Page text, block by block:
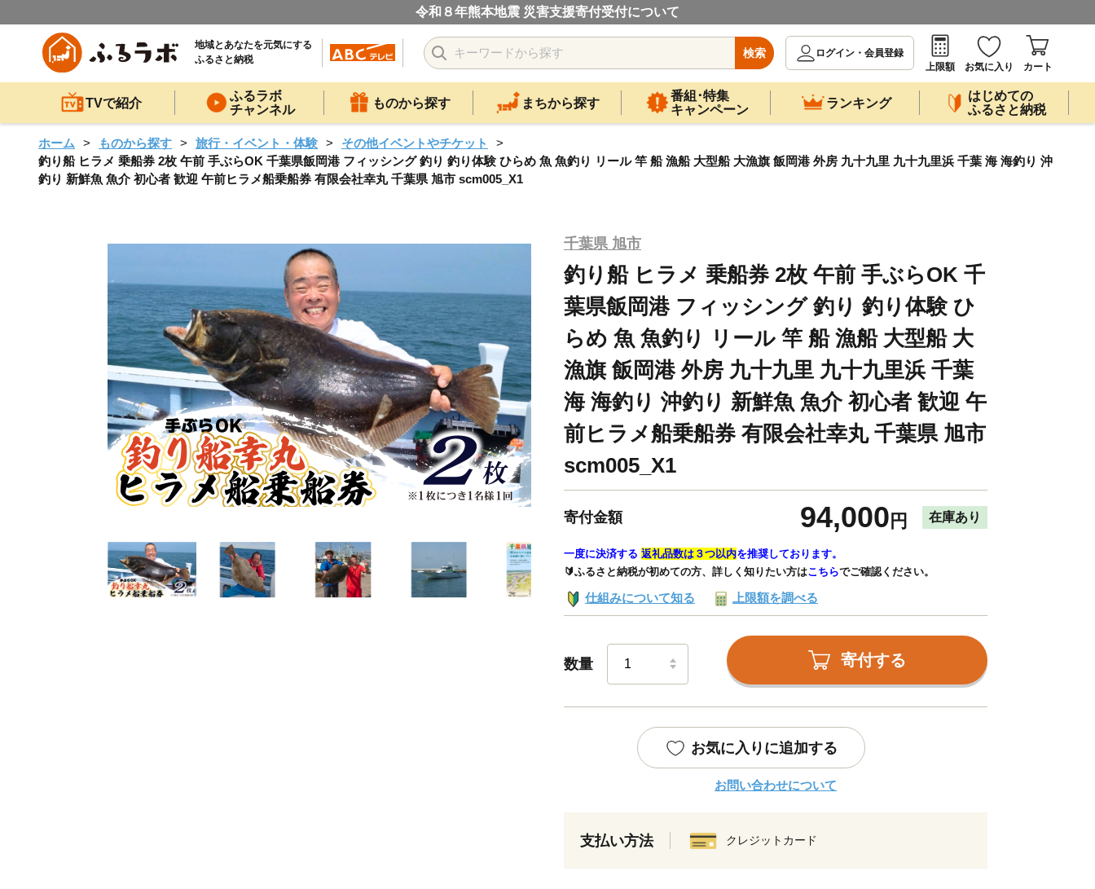
令和８年熊本地震 災害支援寄付受付について
地域とあなたを元気にする
ふるさと納税
検索
ログイン・会員登録
上限額
お気に入り カート
TVで紹介
ふるラボ
チャンネル
ものから探す まちから探す
番組･特集
キャンペーン
ランキング
はじめての
ふるさと納税
ホーム ものから探す 旅行・イベント・体験
その他イベントやチケット
釣り船 ヒラメ 乗船券 2枚 午前 手ぶらOK 千葉県飯岡港 フィッシング 釣り 釣り体験 ひらめ 魚 魚釣り リール 竿 船 漁船 大型船 大漁旗 飯岡港 外房 九十九里 九十九里浜 千葉 海 海釣り 沖
釣り 新鮮魚 魚介 初心者 歓迎 午前ヒラメ船乗船券 有限会社幸丸 千葉県 旭市 scm005_X1
千葉県 旭市
釣り船 ヒラメ 乗船券 2枚 午前 手ぶらOK 千
葉県飯岡港 フィッシング 釣り 釣り体験 ひ
らめ 魚 魚釣り リール 竿 船 漁船 大型船 大
漁旗 飯岡港 外房 九十九里 九十九里浜 千葉
海 海釣り 沖釣り 新鮮魚 魚介 初心者 歓迎 午
前ヒラメ船乗船券 有限会社幸丸 千葉県 旭市
scm005_X1
寄付金額 94,000 円 在庫あり
一度に決済する 返礼品数は３つ以内を推奨しております。
🔰ふるさと納税が初めての方、詳しく知りたい方はこちらでご確認ください。
仕組みについて知る 上限額を調べる
数量 寄付する
お気に入りに追加する
お問い合わせについて
支払い方法 クレジットカード